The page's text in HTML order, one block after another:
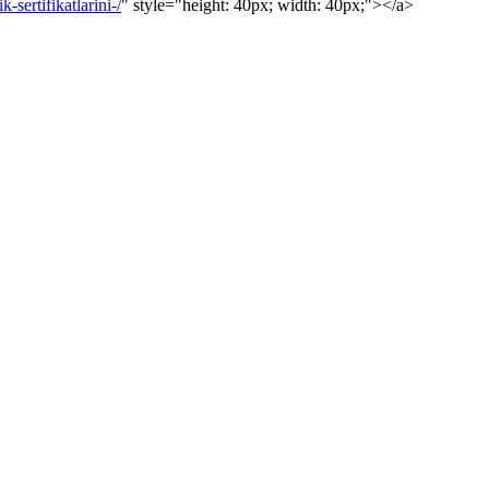
sertifikatlarini-/" style="height: 40px; width: 40px;"></a>